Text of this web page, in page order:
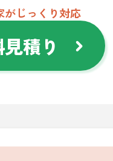
がじっくり対応
積り chevron_right